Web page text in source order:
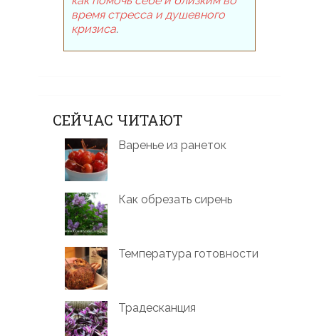
время стресса и душевного
кризиса.
СЕЙЧАС ЧИТАЮТ
Варенье из ранеток
Как обрезать сирень
Температура готовности
Традесканция